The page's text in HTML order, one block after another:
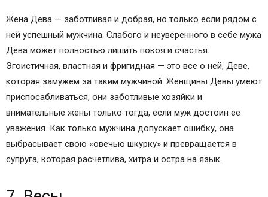
Жена Дева — заботливая и добрая, но только если рядом с
ней успешный мужчина. Слабого и неуверенного в себе мужа
Дева может полностью лишить покоя и счастья.
Эгоистичная, властная и фригидная — это все о ней, Деве,
которая замужем за таким мужчиной. Женщины Девы умеют
внимательные жены только тогда, если муж достоин ее
уважения. Как только мужчина допускает ошибку, она